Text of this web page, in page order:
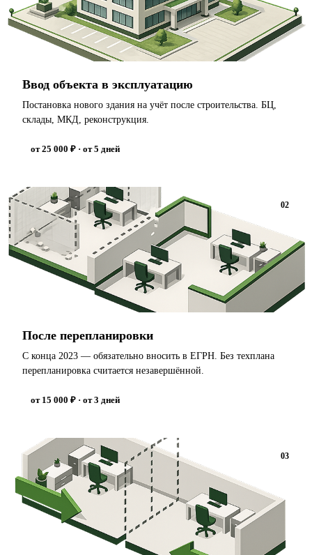
Ввод объекта в эксплуатацию
Постановка нового здания на учёт после строительства. БЦ,
склады, МКД, реконструкция.
от 25 000 ₽ · от 5 дней
02
После перепланировки
С конца 2023 — обязательно вносить в ЕГРН. Без техплана
перепланировка считается незавершённой.
от 15 000 ₽ · от 3 дней
03